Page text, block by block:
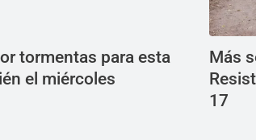
tormentas para esta
el miércoles
Más
17